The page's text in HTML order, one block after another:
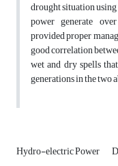
drought situation
power generate
provided proper
good correlation
wet and dry spells
generations in the two
Hydro-electric Power